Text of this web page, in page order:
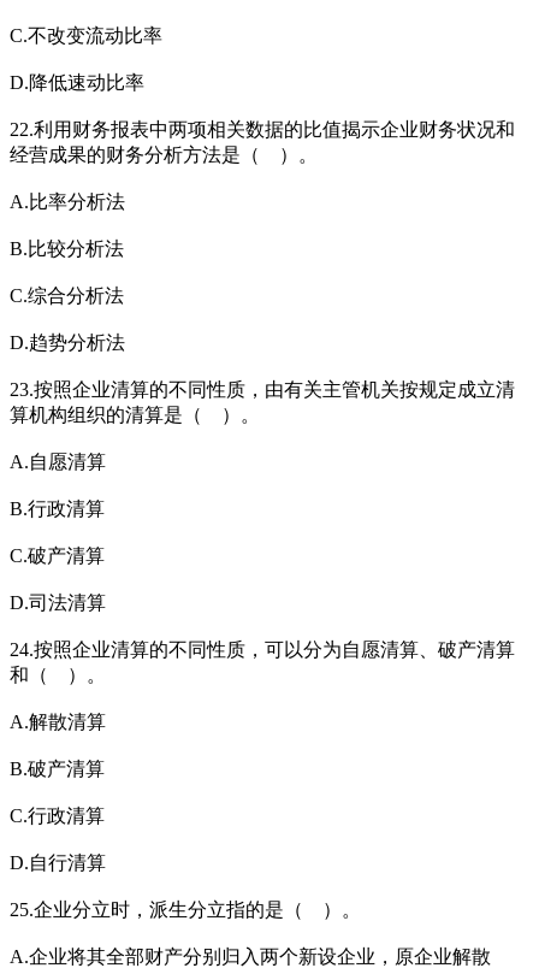
C.不改变流动比率
D.降低速动比率
22.利用财务报表中两项相关数据的比值揭示企业财务状况和
经营成果的财务分析方法是（ ）。
A.比率分析法
B.比较分析法
C.综合分析法
D.趋势分析法
23.按照企业清算的不同性质，由有关主管机关按规定成立清
算机构组织的清算是（ ）。
A.自愿清算
B.行政清算
C.破产清算
D.司法清算
24.按照企业清算的不同性质，可以分为自愿清算、破产清算
和（ ）。
A.解散清算
B.破产清算
C.行政清算
D.自行清算
25.企业分立时，派生分立指的是（ ）。
A.企业将其全部财产分别归入两个新设企业，原企业解散